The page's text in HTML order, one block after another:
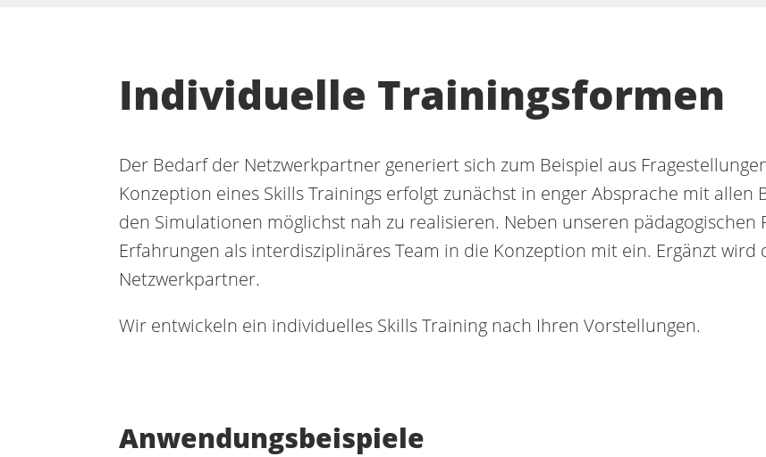
Individuelle Trainingsformen
Der Bedarf der Netzwerkpartner generiert sich zum Beispiel aus
Konzeption eines Skills Trainings erfolgt zunächst in enger Absprache mit
den Simulationen möglichst nah zu realisieren. Neben unseren
Erfahrungen als interdisziplinäres Team in die Konzeption mit ein. Ergänzt
Netzwerkpartner.
Wir entwickeln ein individuelles Skills Training nach Ihren Vorstellungen.
Anwendungsbeispiele